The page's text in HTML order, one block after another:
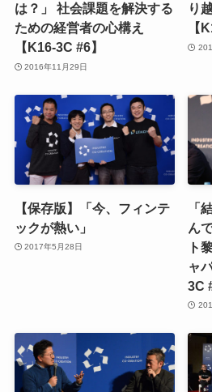
は？」 社会課題を解決する
ための経営者の心構え
【K16-3C #6】
2016年11月29日
り
【
【保存版】「今、フィンテ
ックが熱い」
2017年5月28日
「
ん
ト
ャ
3C